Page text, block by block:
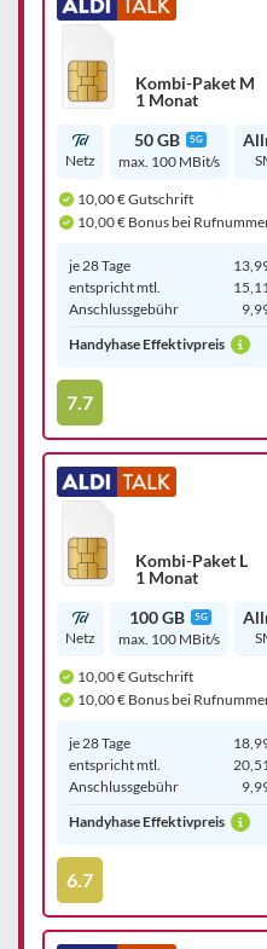
Kombi-Paket M
1 Monat
Netz
50 GB 5G
max. 100 MBit/s
10,00 € Gutschrift
10,00 € Bonus bei
je 28 Tage
entspricht mtl.
Anschluss­gebühr
Handyhase Effektivpreis
7.7
Kombi-Paket L
1 Monat
Netz
100 GB 5G
max. 100 MBit/s
10,00 € Gutschrift
10,00 € Bonus bei
je 28 Tage
entspricht mtl.
Anschluss­gebühr
Handyhase Effektivpreis
6.7